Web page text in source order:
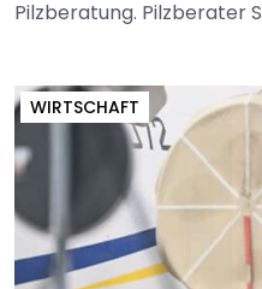
Pilzberatung. Pilzberater
WIRTSCHAFT